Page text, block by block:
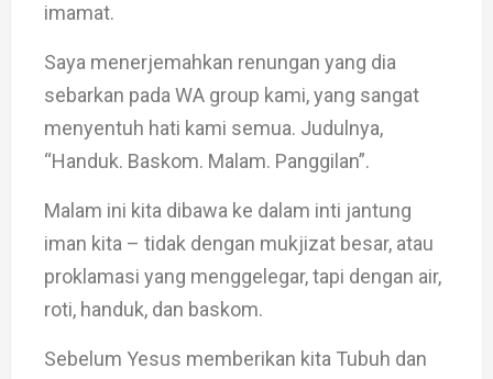
imamat.
Saya menerjemahkan renungan yang dia
sebarkan pada WA group kami, yang sangat
menyentuh hati kami semua. Judulnya,
“Handuk. Baskom. Malam. Panggilan”.
Malam ini kita dibawa ke dalam inti jantung
iman kita – tidak dengan mukjizat besar, atau
proklamasi yang menggelegar, tapi dengan air,
roti, handuk, dan baskom.
Sebelum Yesus memberikan kita Tubuh dan